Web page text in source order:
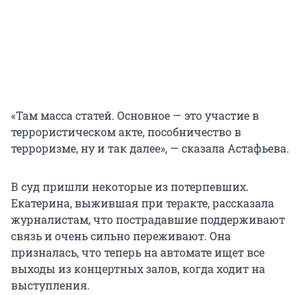
«Там масса статей. Основное — это участие в
террористическом акте, пособничество в
терроризме, ну и так далее», — сказала Астафьева.
В суд пришли некоторые из потерпевших.
Екатерина, выжившая при теракте, рассказала
журналистам, что пострадавшие поддерживают
связь и очень сильно переживают. Она
призналась, что теперь на автомате ищет все
выходы из концертных залов, когда ходит на
выступления.